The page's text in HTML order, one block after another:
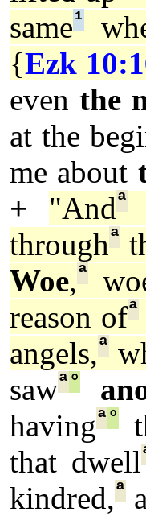
same¹
{Ezk
eventhe
at the
me about
+
"Andª
throughª
Woe,ª
reason ofª
angels,ª
sawª°
havingª°
that dwell
kindred,ª